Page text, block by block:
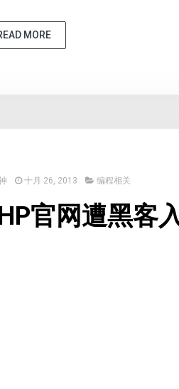
MORE
十月 26, 2013 编程相关
官网遭黑客